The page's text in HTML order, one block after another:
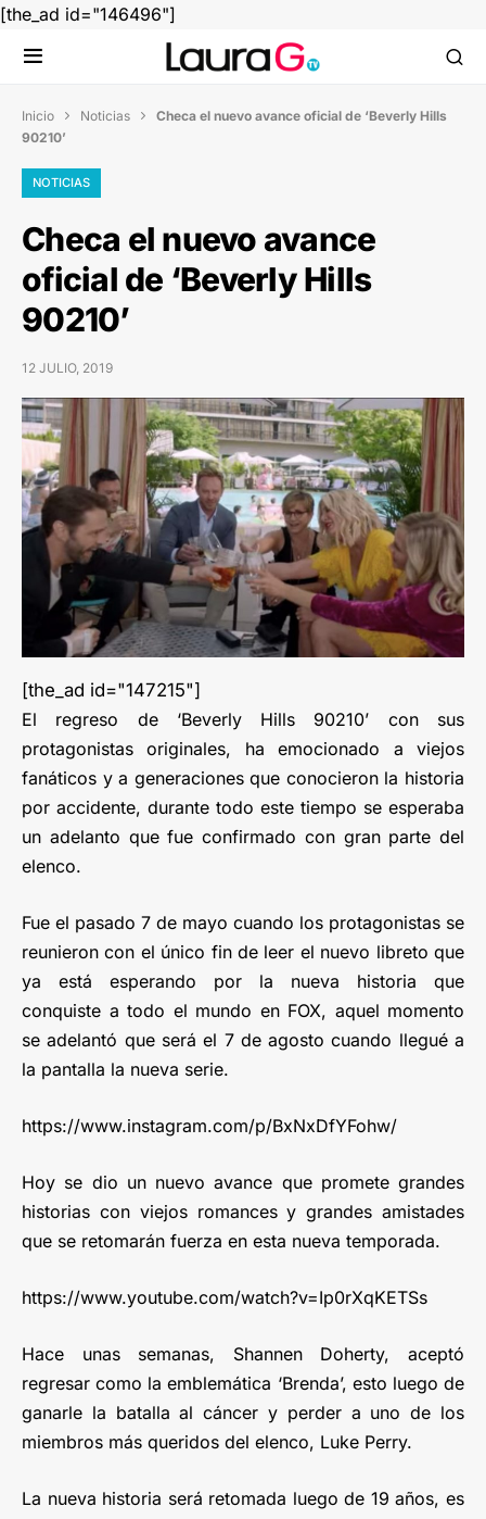
[the_ad id="146496"]
Inicio  Noticias  Checa el nuevo avance oficial de ‘Beverly Hills
90210’
NOTICIAS
Checa el nuevo avance
oficial de ‘Beverly Hills
90210’
12 JULIO, 2019
[the_ad id="147215"]
El regreso de ‘Beverly Hills 90210’ con sus
protagonistas originales, ha emocionado a viejos
fanáticos y a generaciones que conocieron la historia
por accidente, durante todo este tiempo se esperaba
un adelanto que fue confirmado con gran parte del
elenco.
Fue el pasado 7 de mayo cuando los protagonistas se
reunieron con el único fin de leer el nuevo libreto que
ya está esperando por la nueva historia que
conquiste a todo el mundo en FOX, aquel momento
se adelantó que será el 7 de agosto cuando llegué a
la pantalla la nueva serie.
https://www.instagram.com/p/BxNxDfYFohw/
Hoy se dio un nuevo avance que promete grandes
historias con viejos romances y grandes amistades
que se retomarán fuerza en esta nueva temporada.
https://www.youtube.com/watch?v=Ip0rXqKETSs
Hace unas semanas, Shannen Doherty, aceptó
regresar como la emblemática ‘Brenda’, esto luego de
ganarle la batalla al cáncer y perder a uno de los
miembros más queridos del elenco, Luke Perry.
La nueva historia será retomada luego de 19 años, es